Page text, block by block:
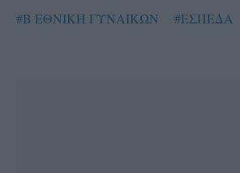
#Β ΕΘΝΙΚΗ ΓΥΝΑΙΚΩΝ
#ΕΣΠΕΔΑ